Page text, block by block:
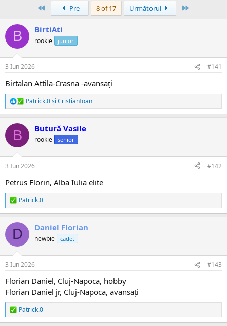
Prima Pre 8 of 17 Următorul
B BirtiAti
rookie junior
3 Iun 2026 #141
Birtalan Attila-Crasna -avansați
R
e
c
i
Patrick.0și CristianIoan
B Butură Vasile
rookie senior
3 Iun 2026 #142
Petrus Florin, Alba Iulia elite
R
e
c
i
Patrick.0
D Daniel Florian
newbie cadet
3 Iun 2026 #143
Florian Daniel, Cluj-Napoca, hobby
Florian Daniel jr, Cluj-Napoca, avansați
R
e
Patrick.0